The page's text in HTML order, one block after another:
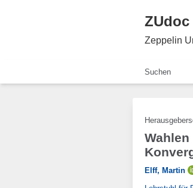
ZUdoc
Zeppelin
Suchen
Elff, Martin